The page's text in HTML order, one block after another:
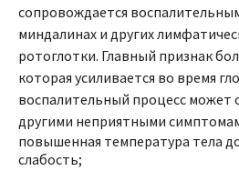
сопровождается
миндалинах и других
ротоглотки. Главный признак
которая усиливается во время
воспалительный процесс может
другими неприятными
повышенная температура тела
слабость;